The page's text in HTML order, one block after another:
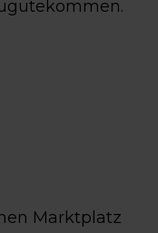
Marktplatz